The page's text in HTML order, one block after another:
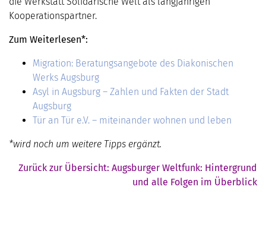
Kooperationspartner.
Zum Weiterlesen*:
Migration: Beratungsangebote des Diakonischen
Werks Augsburg
Asyl in Augsburg – Zahlen und Fakten der Stadt
Augsburg
Tür an Tür e.V. – miteinander wohnen und leben
*wird noch um weitere Tipps ergänzt.
Zurück zur Übersicht: Augsburger Weltfunk: Hintergrund
und alle Folgen im Überblick